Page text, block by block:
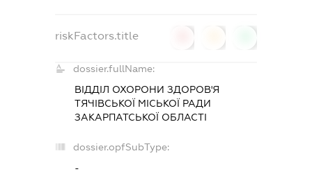
riskFactors.title
dossier.fullName:
ВІДДІЛ ОХОРОНИ ЗДОРОВ'Я
ТЯЧІВСЬКОЇ МІСЬКОЇ РАДИ
ЗАКАРПАТСЬКОЇ ОБЛАСТІ
dossier.opfSubType:
-